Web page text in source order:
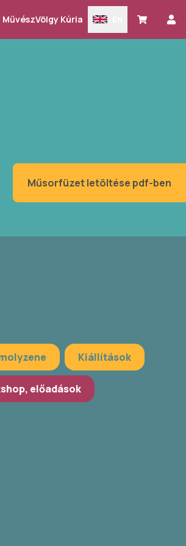
MűvészVölgy Kúria
Műsorfüzet letöltése pdf-ben
Kiállítások
előadások